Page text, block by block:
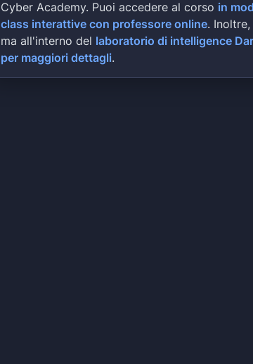
Cyber Academy. Puoi accedere al corso in
class interattive con professore online.
ma all'interno del laboratorio di intelligence
per maggiori dettagli.